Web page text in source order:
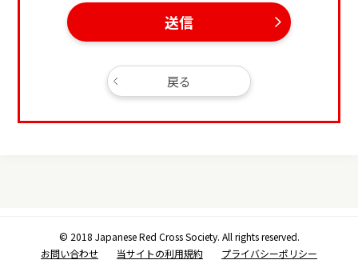
送信
戻る
ご登録済みの携帯電話番号
© 2018 Japanese Red Cross Society. All rights reserved.
お問い合わせ
当サイトの利用規約 プライバシーポリシー